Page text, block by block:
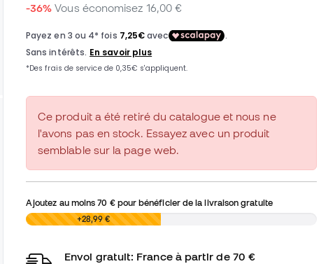
-36% Vous économisez 16,00 €
Ce produit a été retiré du catalogue et nous ne
l'avons pas en stock. Essayez avec un produit
semblable sur la page web.
Ajoutez au moins70 €pour bénéficier de la livraison gratuite
0,00 € +28,99 €
Envoi gratuit: France à partir de 70 €